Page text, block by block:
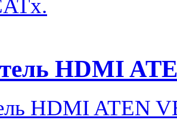
HDMI
HDMI ATEN